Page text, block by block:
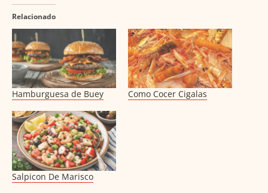
Relacionado
Hamburguesa de Buey Como Cocer Cigalas
Salpicon De Marisco